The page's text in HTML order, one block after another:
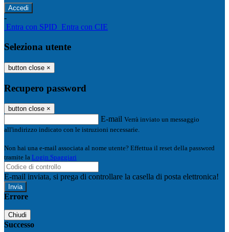
-
Entra con SPID Entra con CIE
Seleziona utente
button close ×
Recupero password
button close ×
E-mail Verrà inviato un messaggio
all'indirizzo indicato con le istruzioni necessarie.
Non hai una e-mail associata al nome utente? Effettua il reset della password
tramite la Login Spaggiari
E-mail inviata, si prega di controllare la casella di posta elettronica!
Errore
Chiudi
Successo